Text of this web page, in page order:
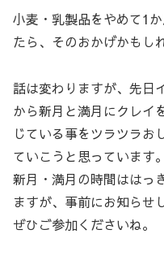
小麦・乳製品をやめて1
たら、そのおかげかもし
話は変わりますが、先日
から新月と満月にクレイ
じている事をツラツラお
ていこうと思っています。
新月・満月の時間ははっ
ますが、事前にお知らせ
ぜひご参加くださいね。